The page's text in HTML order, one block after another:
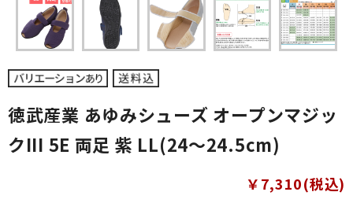
徳武産業 あゆみシューズ オープンマジッ
クIII 5E 両足 紫 LL(24～24.5cm)
￥7,310(税込)